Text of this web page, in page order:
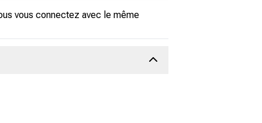
vous connectez avec le même